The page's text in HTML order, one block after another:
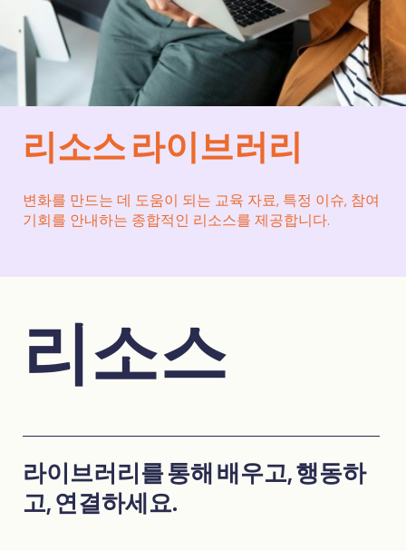
리소스 라이브러리
변화를 만드는 데 도움이 되는 교육 자료, 특정 이슈, 참여
기회를 안내하는 종합적인 리소스를 제공합니다.
리소스
라이브러리를 통해 배우고, 행동하
고, 연결하세요.